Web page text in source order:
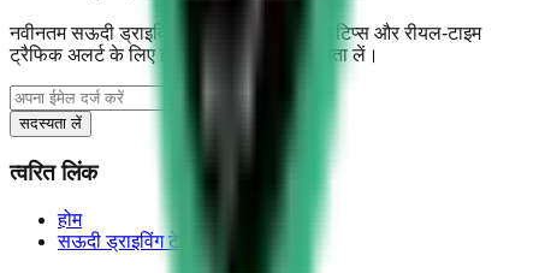
नवीनतम सऊदी ड्राइविंग टेस्ट अपडेट, ड्राइविंग टिप्स और रीयल-टाइम
ट्रैफिक अलर्ट के लिए हमारे न्यूज़लेटर की सदस्यता लें।
सदस्यता लें
त्वरित लिंक
होम
सऊदी ड्राइविंग टेस्ट